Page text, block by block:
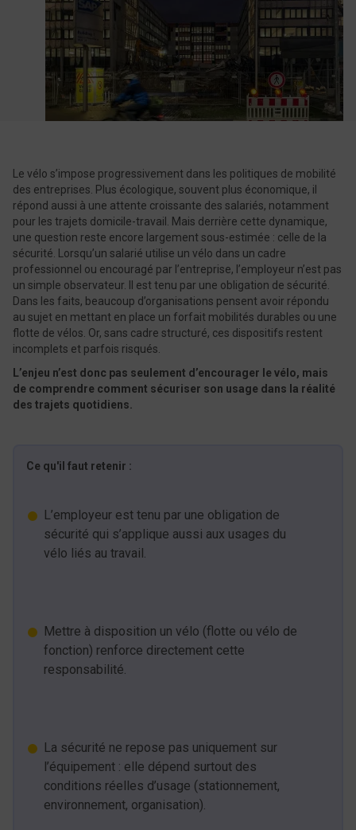
Le vélo s’impose progressivement dans les politiques de mobilité
des entreprises. Plus écologique, souvent plus économique, il
répond aussi à une attente croissante des salariés, notamment
pour les trajets domicile-travail. Mais derrière cette dynamique,
une question reste encore largement sous-estimée : celle de la
sécurité. Lorsqu’un salarié utilise un vélo dans un cadre
professionnel ou encouragé par l’entreprise, l’employeur n’est pas
un simple observateur. Il est tenu par une obligation de sécurité.
Dans les faits, beaucoup d’organisations pensent avoir répondu
au sujet en mettant en place un forfait mobilités durables ou une
flotte de vélos. Or, sans cadre structuré, ces dispositifs restent
incomplets et parfois risqués.
L’enjeu n’est donc pas seulement d’encourager le vélo, mais
de comprendre comment sécuriser son usage dans la réalité
des trajets quotidiens.
​Ce qu'il faut retenir :
L’employeur est tenu par une obligation de
sécurité qui s’applique aussi aux usages du
vélo liés au travail.
Mettre à disposition un vélo (flotte ou vélo de
fonction) renforce directement cette
responsabilité.
La sécurité ne repose pas uniquement sur
l’équipement : elle dépend surtout des
conditions réelles d’usage (stationnement,
environnement, organisation).